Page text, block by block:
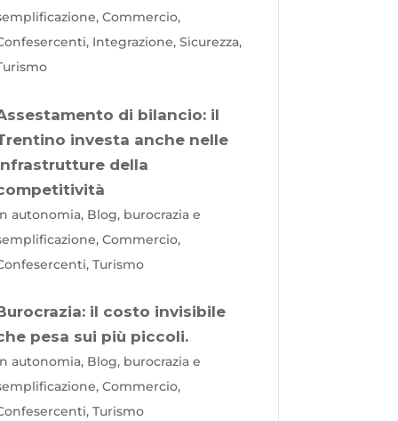
Commercio,
Integrazione, Sicurezza,
di bilancio: il
investa anche nelle
della
autonomia, Blog, burocrazia e
Commercio,
Turismo
il costo invisibile
pesa sui più piccoli.
autonomia, Blog, burocrazia e
Commercio,
Turismo